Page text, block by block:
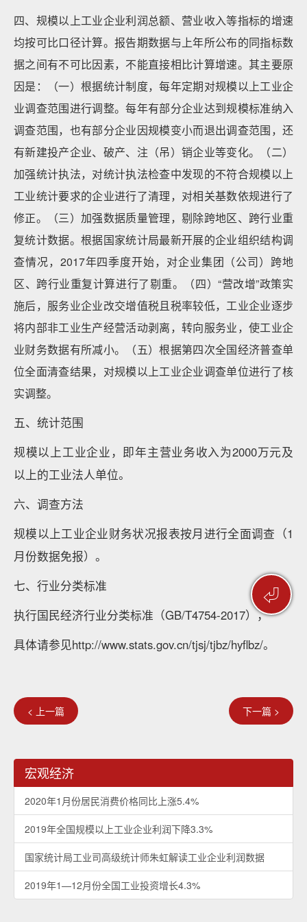
⏎
四、规模以上工业企业利润总额、营业收入等指标的增速
均按可比口径计算。报告期数据与上年所公布的同指标数
据之间有不可比因素，不能直接相比计算增速。其主要原
因是：（一）根据统计制度，每年定期对规模以上工业企
业调查范围进行调整。每年有部分企业达到规模标准纳入
调查范围，也有部分企业因规模变小而退出调查范围，还
有新建投产企业、破产、注（吊）销企业等变化。（二）
加强统计执法，对统计执法检查中发现的不符合规模以上
工业统计要求的企业进行了清理，对相关基数依规进行了
修正。（三）加强数据质量管理，剔除跨地区、跨行业重
复统计数据。根据国家统计局最新开展的企业组织结构调
查情况，2017年四季度开始，对企业集团（公司）跨地
区、跨行业重复计算进行了剔重。（四）“营改增”政策实
施后，服务业企业改交增值税且税率较低，工业企业逐步
将内部非工业生产经营活动剥离，转向服务业，使工业企
业财务数据有所减小。（五）根据第四次全国经济普查单
位全面清查结果，对规模以上工业企业调查单位进行了核
实调整。
五、统计范围
规模以上工业企业，即年主营业务收入为2000万元及
以上的工业法人单位。
六、调查方法
规模以上工业企业财务状况报表按月进行全面调查（1
月份数据免报）。
七、行业分类标准
执行国民经济行业分类标准（GB/T4754-2017），
具体请参见http://www.stats.gov.cn/tjsj/tjbz/hyflbz/。
< 上一篇 下一篇 >
宏观经济
2020年1月份居民消费价格同比上涨5.4%
2019年全国规模以上工业企业利润下降3.3%
国家统计局工业司高级统计师朱虹解读工业企业利润数据
2019年1—12月份全国工业投资增长4.3%